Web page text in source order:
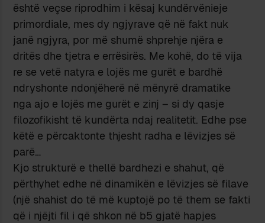
është veçse riprodhim i kësaj kundërvënieje
primordiale, mes dy ngjyrave që në fakt nuk
janë ngjyra, por më shumë shprehje njëra e
dritës dhe tjetra e errësirës. Me kohë, do të vija
re se vetë natyra e lojës me gurët e bardhë
ndryshonte ndonjëherë në mënyrë dramatike
nga ajo e lojës me gurët e zinj – si dy qasje
filozofikisht të kundërta ndaj realitetit. Edhe pse
këtë e përcaktonte thjesht radha e lëvizjes së
parë…
Kjo strukturë e thellë bardhezi e shahut, që
përthyhet edhe në dinamikën e lëvizjes së filave
(një shahist do të më kuptojë po të them se fakti
që i njëjti fil i që shkon në b5 gjatë hapjes